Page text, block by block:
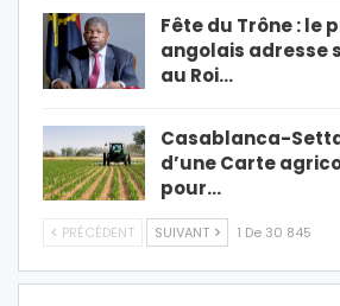
Fête du Trône : le
angolais adresse
au Roi…
Casablanca-
d’une Carte
pour…
PRÉCÉDENT SUIVANT 1 De 30 845